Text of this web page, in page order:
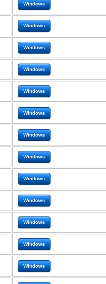
Windows
Windows
Windows
Windows
Windows
Windows
Windows
Windows
Windows
Windows
Windows
Windows
Windows